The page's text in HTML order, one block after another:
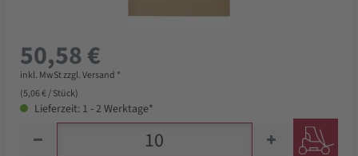
50,58 €
inkl. MwSt zzgl. Versand *
(5,06 € / Stück)
Lieferzeit: 1 - 2 Werktage*